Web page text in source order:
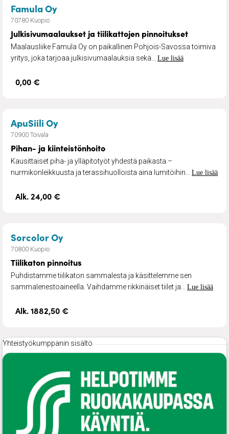
Famula Oy– Julkisivumaalaukset ja tiilikattojen
70780 Kuopio
Julkisivumaalaukset ja tiilikattojen pinnoitukset
Maalausliike Famula Oy on paikallinen Pohjois-Savossa toimiva
yritys, joka tarjoaa julkisivumaalauksia sekä... Lue lisää
0,00 €
ApuSiili Oy– Pihan- ja kiinteistönhoito
70900 Toivala
Pihan- ja kiinteistönhoito
Kausittaiset piha- ja ylläpitotyöt yhdestä paikasta –
nurmikonleikkuusta ja terassihuolloista aina lumitöihin... Lue lisää
Alk. 24,00 €
Sorcolor Oy– Tiilikaton pinnoitus
70800 Kuopio
Tiilikaton pinnoitus
Puhdistamme tiilikaton sammalesta ja käsittelemme sen
sammalenestoaineella. Vaihdamme rikkinäiset tiilet ja... Lue lisää
Alk. 1882,50 €
Yhteistyökumppanin sisältö